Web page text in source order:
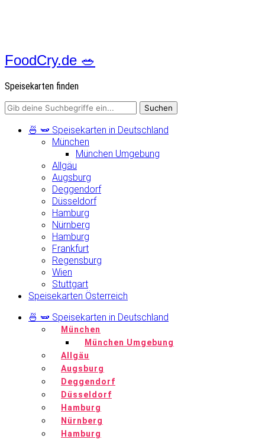
FoodCry.de 🥗
Speisekarten finden
🍜 🫛 Speisekarten in Deutschland
München
München Umgebung
Allgäu
Augsburg
Deggendorf
Düsseldorf
Hamburg
Nürnberg
Hamburg
Frankfurt
Regensburg
Wien
Stuttgart
Speisekarten Österreich
🍜 🫛 Speisekarten in Deutschland
München
München Umgebung
Allgäu
Augsburg
Deggendorf
Düsseldorf
Hamburg
Nürnberg
Hamburg